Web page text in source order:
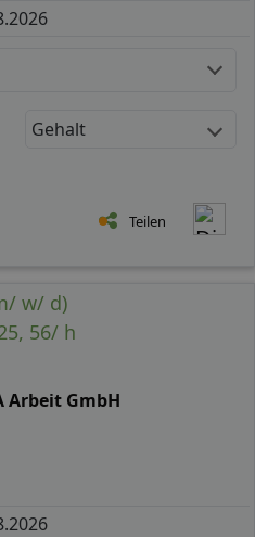
Gehalt
Teilen
w/ d)
56/ h
Arbeit GmbH